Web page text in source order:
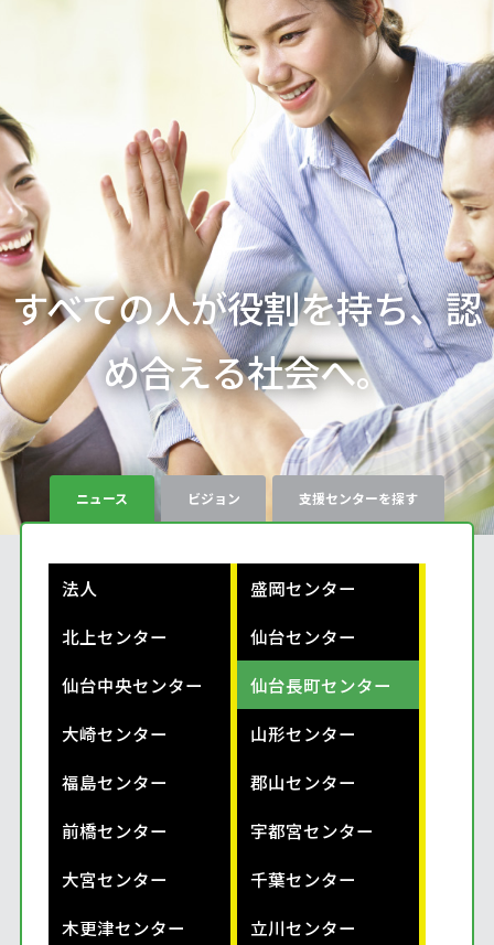
すべての人が役割を持ち、認
め合える社会へ。
ニュース ビジョン 支援センターを探す
法人
盛岡センター
北上センター
仙台センター
仙台中央センター
仙台長町センター
大崎センター
山形センター
福島センター
郡山センター
前橋センター
宇都宮センター
大宮センター
千葉センター
木更津センター
立川センター